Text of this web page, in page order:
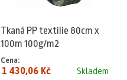
Tkaná PP textilie 80cm x
100m 100g/m2
Skladem
Cena:
1 430,06 Kč